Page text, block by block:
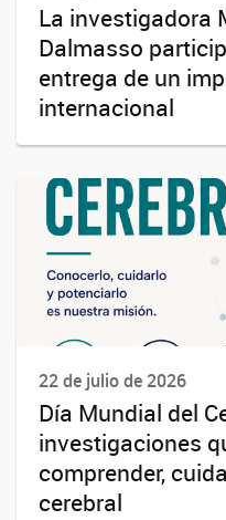
La investigadora
Dalmasso
entrega de un
internacional
22 de julio de 2026
Día Mundial del
investigaciones
comprender,
cerebral